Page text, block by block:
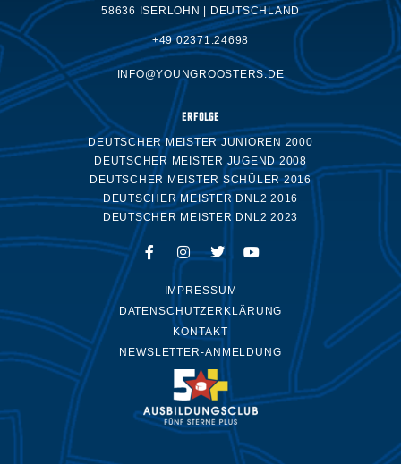
58636 ISERLOHN | DEUTSCHLAND
+49 02371.24698
INFO@YOUNGROOSTERS.DE
ERFOLGE
DEUTSCHER MEISTER JUNIOREN 2000
DEUTSCHER MEISTER JUGEND 2008
DEUTSCHER MEISTER SCHÜLER 2016
DEUTSCHER MEISTER DNL2 2016
DEUTSCHER MEISTER DNL2 2023
IMPRESSUM
DATENSCHUTZERKLÄRUNG
KONTAKT
NEWSLETTER-ANMELDUNG